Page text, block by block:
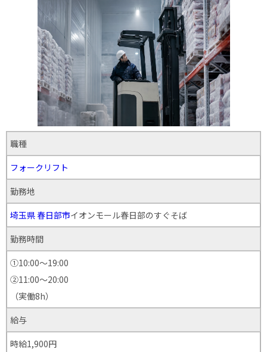
職種
フォークリフト
勤務地
埼玉県 春日部市イオンモール春日部のすぐそば
勤務時間
①10:00～19:00
②11:00～20:00
（実働8h）
給与
時給1,900円